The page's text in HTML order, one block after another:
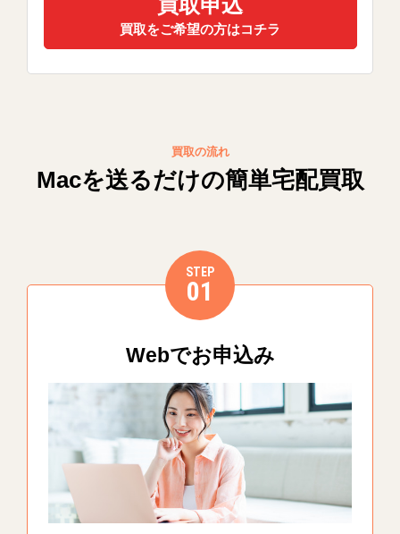
買取申込
買取をご希望の方はコチラ
買取の流れ
Macを送るだけの簡単宅配買取
STEP
01
Webでお申込み